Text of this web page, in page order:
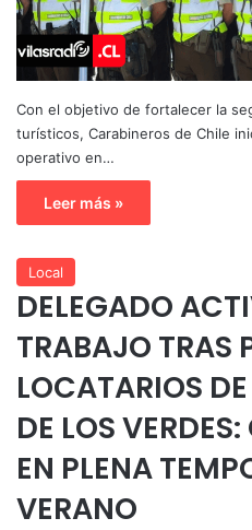
Con el objetivo de fortalecer la
turísticos, Carabineros de Chile
operativo en…
Leer más »
Local
DELEGADO
TRABAJO TRAS
LOCATARIOS
DE LOS
EN PLENA
VERANO